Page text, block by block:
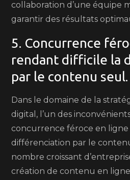
collaboration d’une équipe
garantir des résultats
5. Concurrence
rendant difficile la
par le contenu seul.
Dans le domaine de la
digital, l’un des
concurrence féroce en
différenciation par le
nombre croissant
création de contenu en